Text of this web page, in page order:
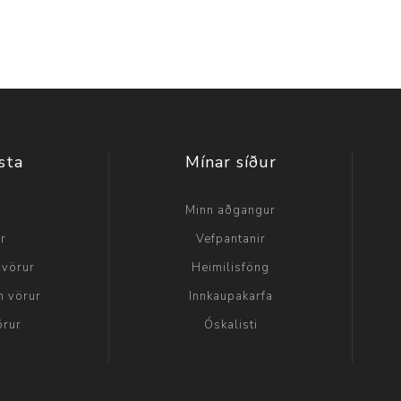
vörur
Mínar síður
Minn aðgangur
Vefpantanir
Heimilisföng
Innkaupakarfa
Óskalisti